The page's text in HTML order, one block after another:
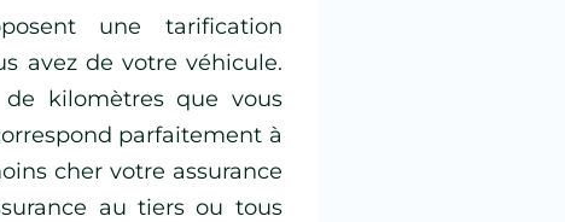
une tarification
avez de votre véhicule.
kilomètres que vous
parfaitement à
cher votre assurance
au tiers ou tous